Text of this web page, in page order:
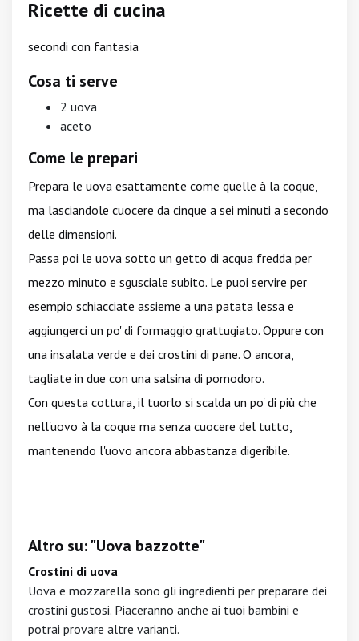
Ricette di cucina
secondi con fantasia
Cosa ti serve
2 uova
aceto
Come le prepari
Prepara le uova esattamente come quelle à la coque,
ma lasciandole cuocere da cinque a sei minuti a secondo
delle dimensioni.
Passa poi le uova sotto un getto di acqua fredda per
mezzo minuto e sgusciale subito. Le puoi servire per
esempio schiacciate assieme a una patata lessa e
aggiungerci un po' di formaggio grattugiato. Oppure con
una insalata verde e dei crostini di pane. O ancora,
tagliate in due con una salsina di pomodoro.
Con questa cottura, il tuorlo si scalda un po' di più che
nell'uovo à la coque ma senza cuocere del tutto,
mantenendo l'uovo ancora abbastanza digeribile.
Altro su: "Uova bazzotte"
Crostini di uova
Uova e mozzarella sono gli ingredienti per preparare dei
crostini gustosi. Piaceranno anche ai tuoi bambini e
potrai provare altre varianti.